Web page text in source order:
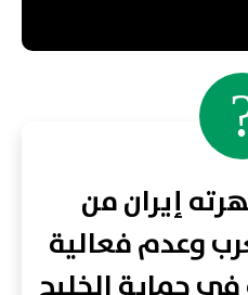
إيران من
وعدم فعالية